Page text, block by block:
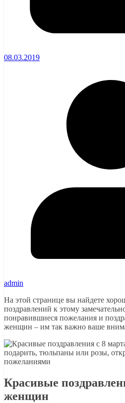
08.03.2019
admin
На этой странице вы найдете
поздравлений к этому
понравившиеся пожелания и
женщин – им так важно ваше
Красивые
женщин